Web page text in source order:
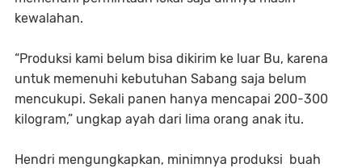
kewalahan.
“Produksi kami belum bisa dikirim ke luar Bu, karena
untuk memenuhi kebutuhan Sabang saja belum
mencukupi. Sekali panen hanya mencapai 200-300
kilogram,” ungkap ayah dari lima orang anak itu.
Hendri mengungkapkan, minimnya produksi buah